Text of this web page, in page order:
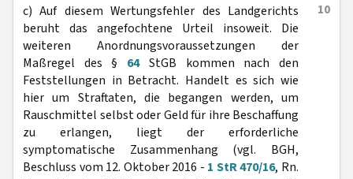
10
c) Auf diesem Wertungsfehler des Landgerichts
beruht das angefochtene Urteil insoweit. Die
weiteren Anordnungsvoraussetzungen der
Maßregel des § 64StGB kommen nach den
Feststellungen in Betracht. Handelt es sich wie
hier um Straftaten, die begangen werden, um
Rauschmittel selbst oder Geld für ihre Beschaffung
zu erlangen, liegt der erforderliche
symptomatische Zusammenhang (vgl. BGH,
Beschluss vom 12. Oktober 2016 - 1 StR 470/16, Rn.